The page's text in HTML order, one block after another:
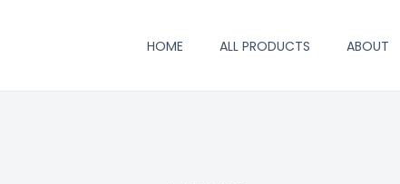
HOME ALL PRODUCTS ABOUT